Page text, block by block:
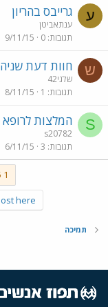
ע גרייבס בהריון
ענתאביטן
תגובות 0
9/11/15
ש חוות דעת
שלגי42
תגובות 1
8/11/15
S המלצות
s20782
תגובות 3
6/11/15
1 of 665
here.
תמיכה